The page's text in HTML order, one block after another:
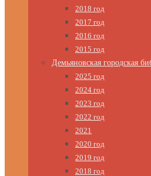
2018 год
2017 год
2016 год
2015 год
Демьяновская городская
2025 год
2024 год
2023 год
2022 год
2021
2020 год
2019 год
2018 год